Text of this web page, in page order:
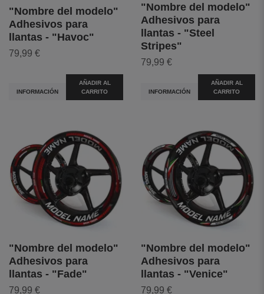
"Nombre del modelo"
Adhesivos para
llantas - "Havoc"
79,99 €
INFORMACIÓN
AÑADIR AL
CARRITO
"Nombre del modelo"
Adhesivos para
llantas - "Steel
Stripes"
79,99 €
INFORMACIÓN
AÑADIR AL
CARRITO
"Nombre del modelo"
Adhesivos para
llantas - "Fade"
79,99 €
"Nombre del modelo"
Adhesivos para
llantas - "Venice"
79,99 €